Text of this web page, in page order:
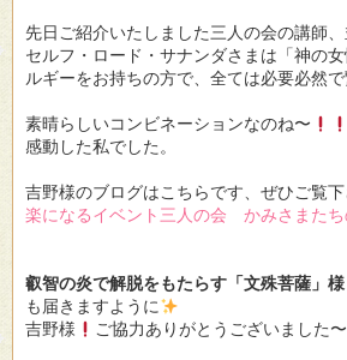
先日ご紹介いたしました三人の会の講師
セルフ・ロード・サナンダさまは「神の
ルギーをお持ちの方で、全ては必要必然
素晴らしいコンビネーションなのね〜
感動した私でした。
吉野様のブログはこちらです、ぜひご覧
楽になるイベント三人の会 かみさまたち
叡智の炎で解脱をもたらす「文殊菩薩」
も届きますように
吉野様
ご協力ありがとうございました〜